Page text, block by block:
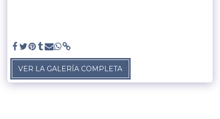
VER LA GALERÍA COMPLETA